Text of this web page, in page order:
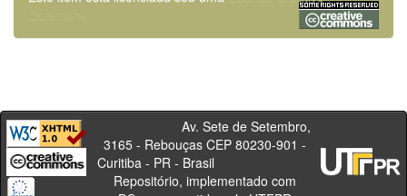
Commons
Av. Sete de Setembro,
3165 - Rebouças CEP 80230-901 -
Curitiba - PR - Brasil
Repositório, implementado com